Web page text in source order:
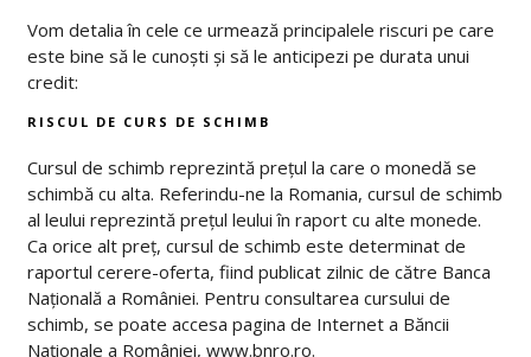
Vom detalia în cele ce urmează principalele riscuri pe care
este bine să le cunoști și să le anticipezi pe durata unui
credit:
RISCUL DE CURS DE SCHIMB
Cursul de schimb reprezintă prețul la care o monedă se
schimbă cu alta. Referindu-ne la Romania, cursul de schimb
al leului reprezintă prețul leului în raport cu alte monede.
Ca orice alt preț, cursul de schimb este determinat de
raportul cerere-oferta, fiind publicat zilnic de către Banca
Națională a României. Pentru consultarea cursului de
schimb, se poate accesa pagina de Internet a Băncii
Naționale a României, www.bnro.ro.